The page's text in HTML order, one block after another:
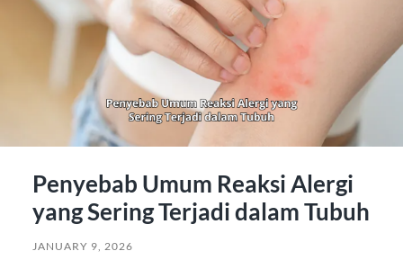
Penyebab Umum Reaksi Alergi
yang Sering Terjadi dalam Tubuh
JANUARY 9, 2026